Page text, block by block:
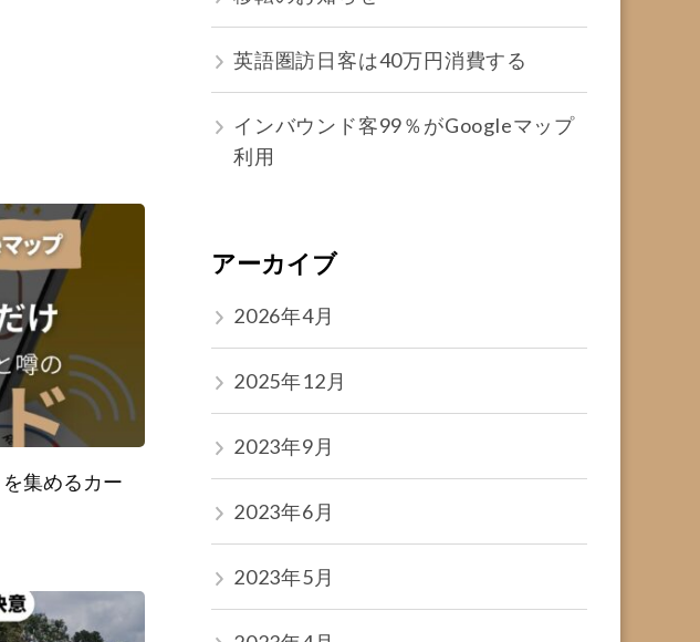
集めるカー
英語圏訪日客は40万円消費する
インバウンド客99％がGoogleマップ
利用
アーカイブ
2026年4月
2025年12月
2023年9月
2023年6月
2023年5月